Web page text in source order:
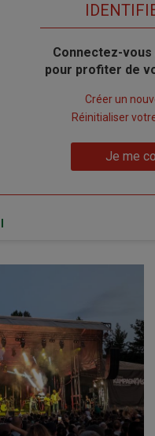
Body
Connectez-
pour profiter de
compte"
Créer un
Réinitialiser
Je me